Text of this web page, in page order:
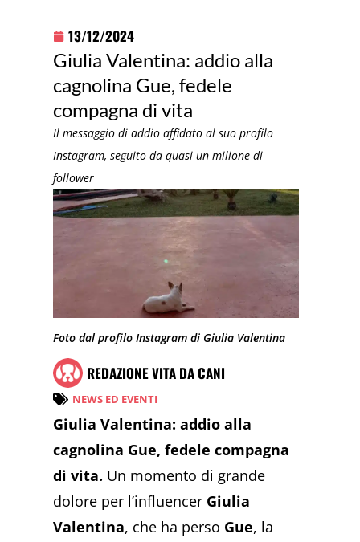
13/12/2024
Giulia Valentina: addio alla
cagnolina Gue, fedele
compagna di vita
Il messaggio di addio affidato al suo profilo
Instagram, seguito da quasi un milione di
follower
Foto dal profilo Instagram di Giulia Valentina
REDAZIONE VITA DA CANI
NEWS ED EVENTI
Giulia Valentina: addio alla
cagnolina Gue, fedele compagna
di vita. Un momento di grande
dolore per l’influencer Giulia
Valentina, che ha perso Gue, la